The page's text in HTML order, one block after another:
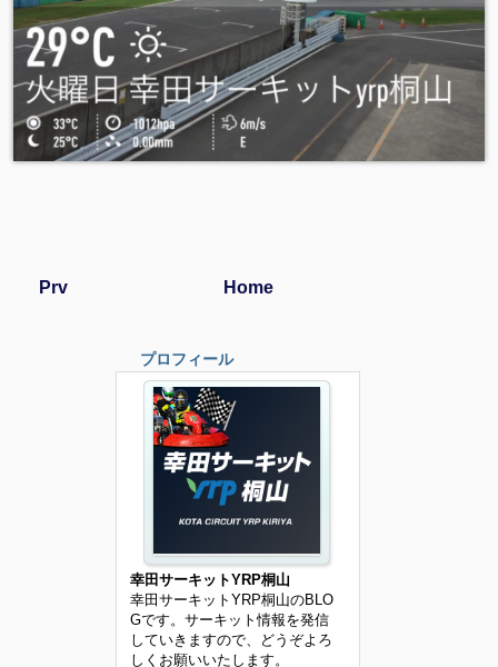
Prv Home
プロフィール
幸田サーキットYRP桐山
幸田サーキットYRP桐山のBLO
Gです。サーキット情報を発信
していきますので、どうぞよろ
しくお願いいたします。